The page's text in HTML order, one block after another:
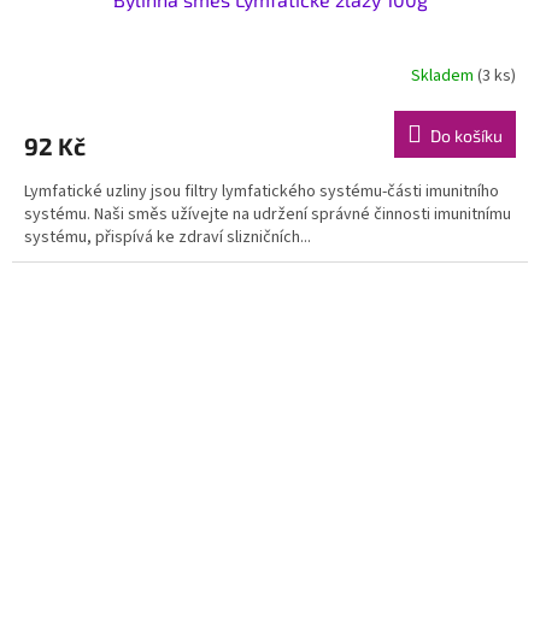
Skladem (3 ks)
92 Kč Do košíku
Lymfatické uzliny jsou filtry lymfatického systému-části imunitního
systému. Naši směs užívejte na udržení správné činnosti imunitnímu
systému, přispívá ke zdraví slizničních...